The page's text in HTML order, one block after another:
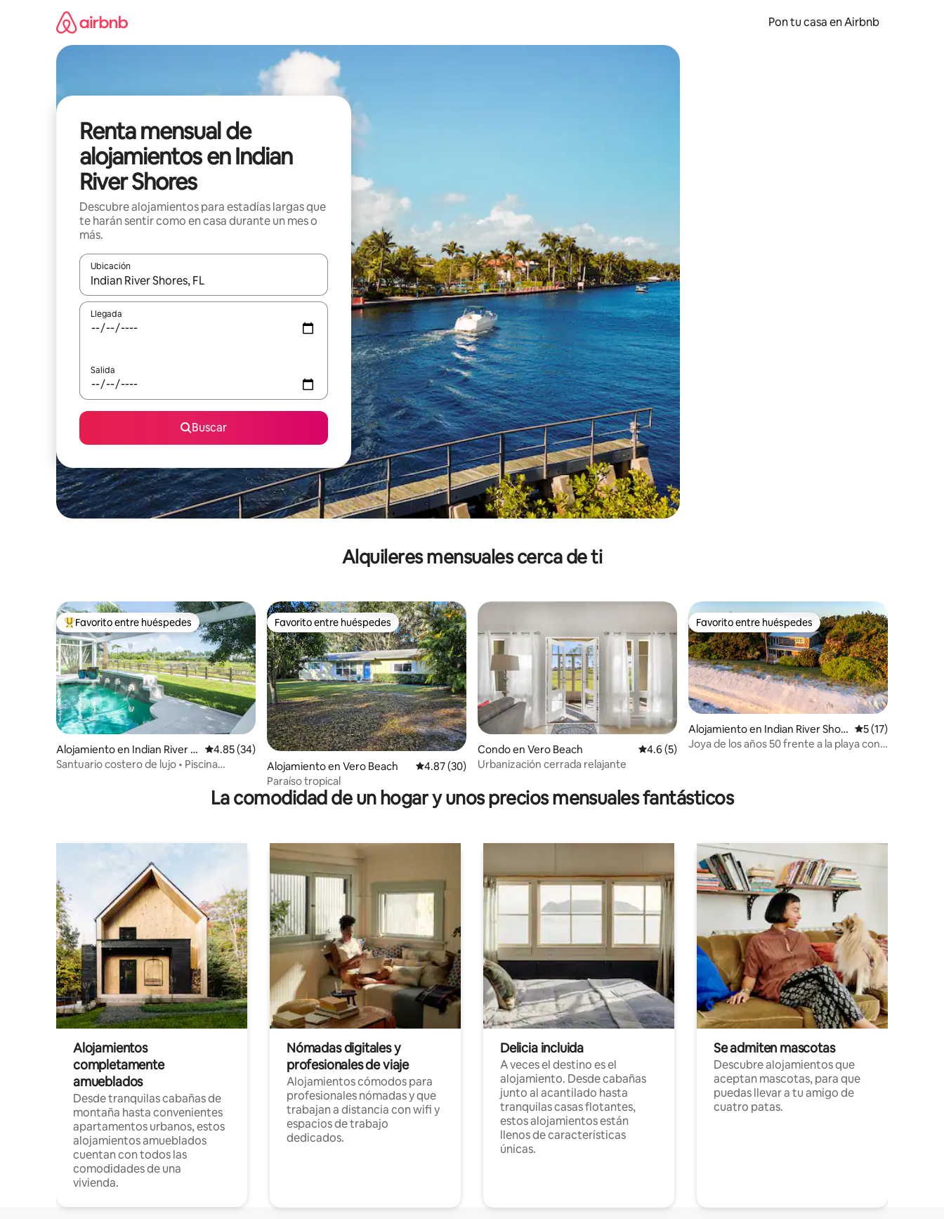
Pon tu casa en Airbnb
Renta mensual de
alojamientos en Indian
River Shores
Descubre alojamientos para estadías largas que
te harán sentir como en casa durante un mes o
más.
Ubicación
Cuando los resultados estén disponibles, navega con las teclas de flecha hacia arriba y hacia abajo o explora con el tacto o desliza el dedo.
Llegada
Salida
Buscar
Alquileres mensuales cerca de ti
Favorito entre huéspedes preferido
Favorito entre huéspedes
Alojamiento en Indian River S
hores
Calificación promedio: 4.85 de 5, 34 reseñas
4.85 (34)
Santuario costero de lujo • Piscina
Favorito entre huéspedes
Favorito entre huéspedes
Alojamiento en Vero Beach Calificación promedio: 4.87 de 5, 30 reseñas
4.87 (30)
Paraíso tropical
Condo en Vero Beach Calificación promedio: 4.6 de 5, 5 reseñas
4.6 (5)
Urbanización cerrada relajante
Favorito entre huéspedes
Favorito entre huéspedes
Alojamiento en Indian River Shor
es
Calificación
5 (17)
Joya de los años 50 frente a la playa con
La comodidad de un hogar y unos precios mensuales fantásticos
Alojamientos
completamente
amueblados
Desde tranquilas cabañas de
montaña hasta convenientes
apartamentos urbanos, estos
alojamientos amueblados
cuentan con todos las
comodidades de una
vivienda.
Nómadas digitales y
profesionales de viaje
Alojamientos cómodos para
profesionales nómadas y que
trabajan a distancia con wifi y
espacios de trabajo
dedicados.
Delicia incluida
A veces el destino es el
alojamiento. Desde cabañas
junto al acantilado hasta
tranquilas casas flotantes,
estos alojamientos están
llenos de características
únicas.
Se admiten mascotas
Descubre alojamientos que
aceptan mascotas, para que
puedas llevar a tu amigo de
cuatro patas.